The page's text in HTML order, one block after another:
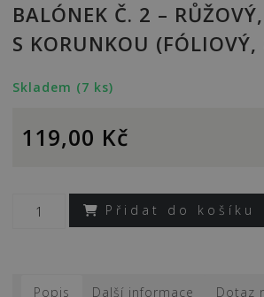
BALÓNEK Č. 2 –
S KORUNKOU
Skladem (7 ks)
119,00 Kč
Balónek
–
Přidat do košíku
Popis Další informace Dotaz